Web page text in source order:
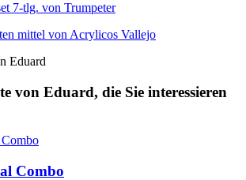
7-tlg. von Trumpeter
mittel von Acrylicos Vallejo
Eduard
von Eduard, die Sie interessieren
Combo